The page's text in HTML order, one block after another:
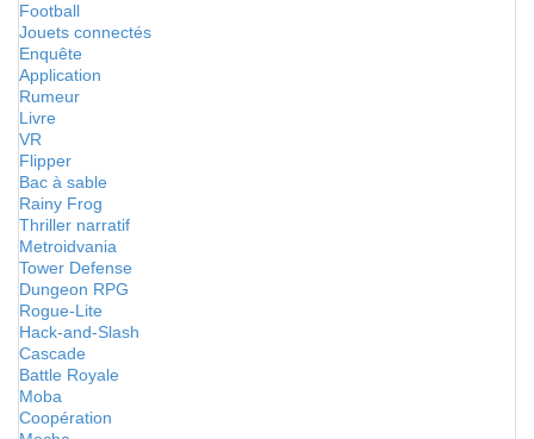
Football
Jouets connectés
Enquête
Application
Rumeur
Livre
VR
Flipper
Bac à sable
Rainy Frog
Thriller narratif
Metroidvania
Tower Defense
Dungeon RPG
Rogue-Lite
Hack-and-Slash
Cascade
Battle Royale
Moba
Coopération